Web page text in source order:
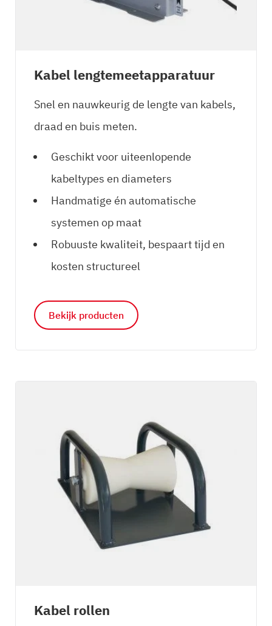
Kabel lengtemeetapparatuur
Snel en nauwkeurig de lengte van kabels,
draad en buis meten.
Geschikt voor uiteenlopende
kabeltypes en diameters
Handmatige én automatische
systemen op maat
Robuuste kwaliteit, bespaart tijd en
kosten structureel
Bekijk producten
Kabel rollen